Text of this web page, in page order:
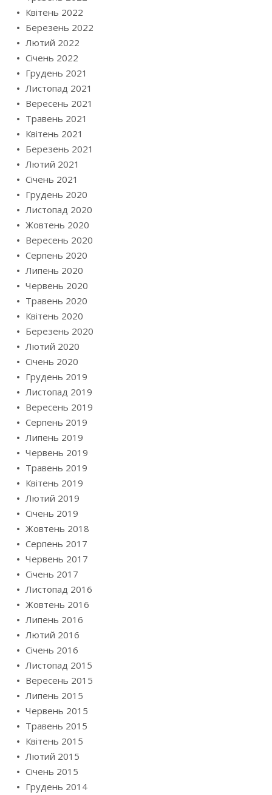
Квітень 2022
Березень 2022
Лютий 2022
Січень 2022
Грудень 2021
Листопад 2021
Вересень 2021
Травень 2021
Квітень 2021
Березень 2021
Лютий 2021
Січень 2021
Грудень 2020
Листопад 2020
Жовтень 2020
Вересень 2020
Серпень 2020
Липень 2020
Червень 2020
Травень 2020
Квітень 2020
Березень 2020
Лютий 2020
Січень 2020
Грудень 2019
Листопад 2019
Вересень 2019
Серпень 2019
Липень 2019
Червень 2019
Травень 2019
Квітень 2019
Лютий 2019
Січень 2019
Жовтень 2018
Серпень 2017
Червень 2017
Січень 2017
Листопад 2016
Жовтень 2016
Липень 2016
Лютий 2016
Січень 2016
Листопад 2015
Вересень 2015
Липень 2015
Червень 2015
Травень 2015
Квітень 2015
Лютий 2015
Січень 2015
Грудень 2014